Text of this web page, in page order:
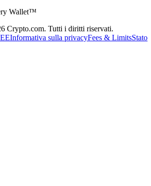
Wallet™
Crypto.com. Tutti i diritti riservati.
Informativa sulla privacyFees & LimitsStato